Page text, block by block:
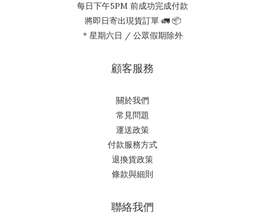
每日下午5PM 前成功完成付款
將即日寄出現貨訂單 🚛 📦
* 星期六日 / 公眾假期除外
顧客服務
關於我們
常見問題
運送政策
付款服務方式
退換貨政策
條款與細則
聯絡我們